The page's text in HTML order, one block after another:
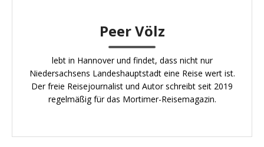
Peer Völz
lebt in Hannover und findet, dass nicht nur
Niedersachsens Landeshauptstadt eine Reise wert ist.
Der freie Reisejournalist und Autor schreibt seit 2019
regelmäßig für das Mortimer-Reisemagazin.